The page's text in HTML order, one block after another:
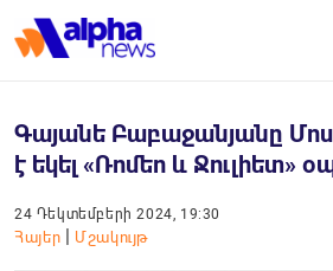
Գայանե Բաբաջանյանը
է եկել «Ռոմեո և Ջուլիետ»
24 Դեկտեմբերի 2024, 19:30
Հայեր | Մշակույթ